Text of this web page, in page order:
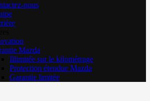
nous
Mazda
Illimitée sur le kilométrage
Protection étendue Mazda
Garantie limitée